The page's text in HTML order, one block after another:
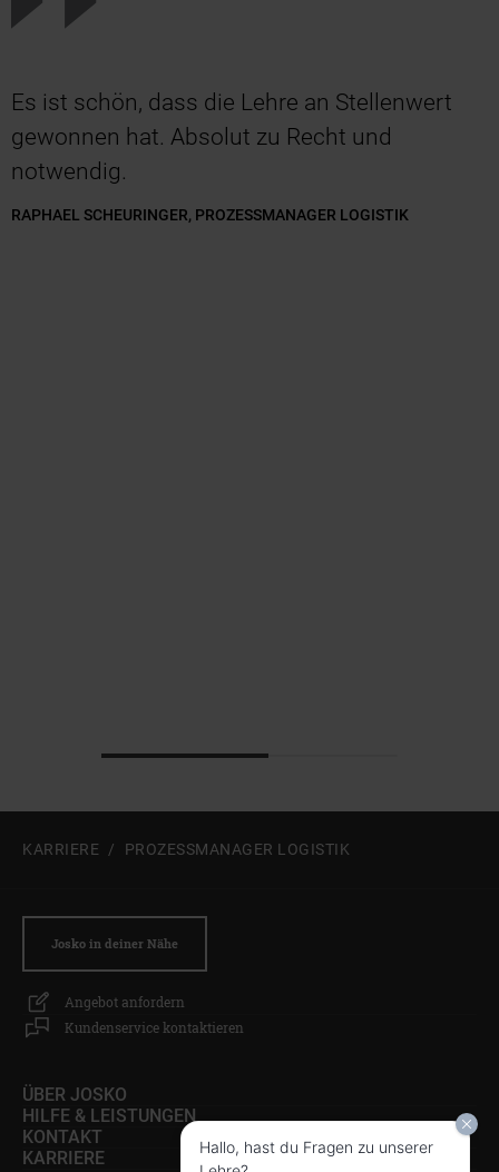
Es ist schön, dass die Lehre an Stellenwert
gewonnen hat. Absolut zu Recht und
notwendig.
RAPHAEL SCHEURINGER, PROZESSMANAGER LOGISTIK
Zum Beginn des Sliders springen
KARRIERE PROZESSMANAGER LOGISTIK
Josko in deiner Nähe
Angebot anfordern
Kundenservice kontaktieren
ÜBER JOSKO
HILFE & LEISTUNGEN
KONTAKT
KARRIERE
Hallo, hast du Fragen zu unserer